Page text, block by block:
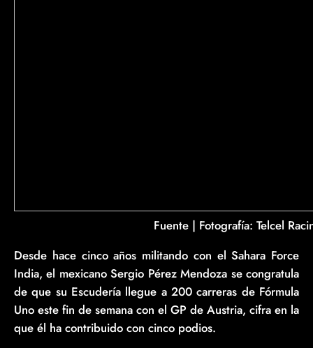
Fuente | Fotografía: Telcel
Desde hace cinco años militando con el Sahara Force
India, el mexicano Sergio Pérez Mendoza se congratula
de que su Escudería llegue a 200 carreras de Fórmula
Uno este fin de semana con el GP de Austria, cifra en la
que él ha contribuido con cinco podios.